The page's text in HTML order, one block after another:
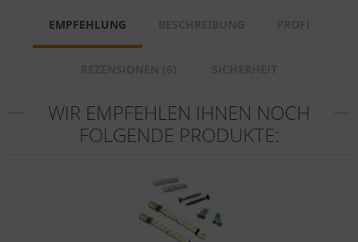
EMPFEHLUNG
WIR EMPFEHLEN IHNEN NOCH
FOLGENDE PRODUKTE: